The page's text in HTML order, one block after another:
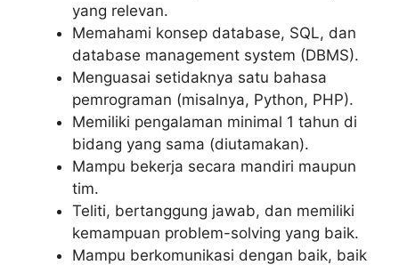
yang relevan.
Memahami konsep database, SQL, dan
database management system (DBMS).
Menguasai setidaknya satu bahasa
pemrograman (misalnya, Python, PHP).
Memiliki pengalaman minimal 1 tahun di
bidang yang sama (diutamakan).
Mampu bekerja secara mandiri maupun
tim.
Teliti, bertanggung jawab, dan memiliki
kemampuan problem-solving yang baik.
Mampu berkomunikasi dengan baik, baik